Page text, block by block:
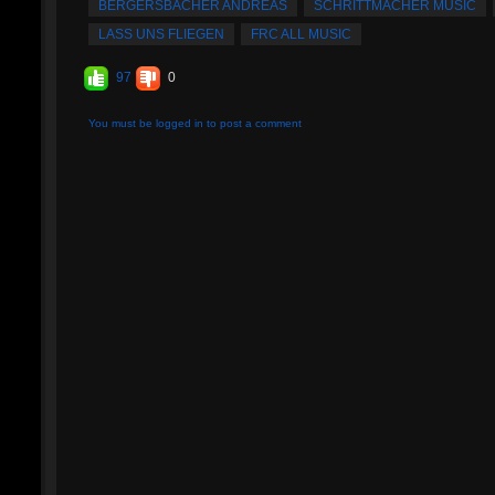
BERGERSBACHER ANDREAS
SCHRITTMACHER MUSIC
LASS UNS FLIEGEN
FRC ALL MUSIC
97 0
You must be logged in to post a comment